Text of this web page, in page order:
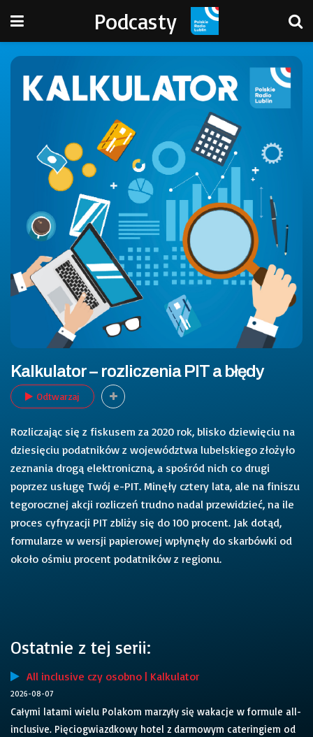
Podcasty
Kalkulator – rozliczenia PIT a błędy
Odtwarzaj
Rozliczając się z fiskusem za 2020 rok, blisko dziewięciu na
dziesięciu podatników z województwa lubelskiego złożyło
zeznania drogą elektroniczną, a spośród nich co drugi
poprzez usługę Twój e-PIT. Minęły cztery lata, ale na finiszu
tegorocznej akcji rozliczeń trudno nadal przewidzieć, na ile
proces cyfryzacji PIT zbliży się do 100 procent. Jak dotąd,
formularze w wersji papierowej wpłynęły do skarbówki od
około ośmiu procent podatników z regionu.
Ostatnie z tej serii:
All inclusive czy osobno | Kalkulator
2026-08-07
Całymi latami wielu Polakom marzyły się wakacje w formule all-
inclusive. Pięciogwiazdkowy hotel z darmowym cateringiem od